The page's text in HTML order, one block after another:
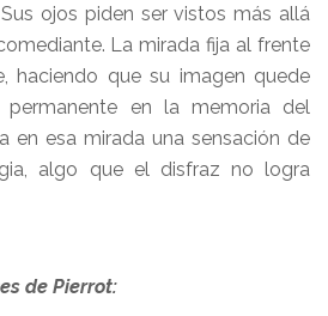
ojos piden ser vistos más allá
La mirada fija al frente
haciendo que su imagen quede
permanente en la memoria del
en esa mirada una sensación de
algo que el disfraz no logra
de Pierrot: